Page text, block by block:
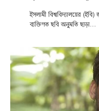
ইসলামী বিশ্ববিদ্যালয়ের
ব্যক্তিগত ছবি অনুমতি ছাড়া…